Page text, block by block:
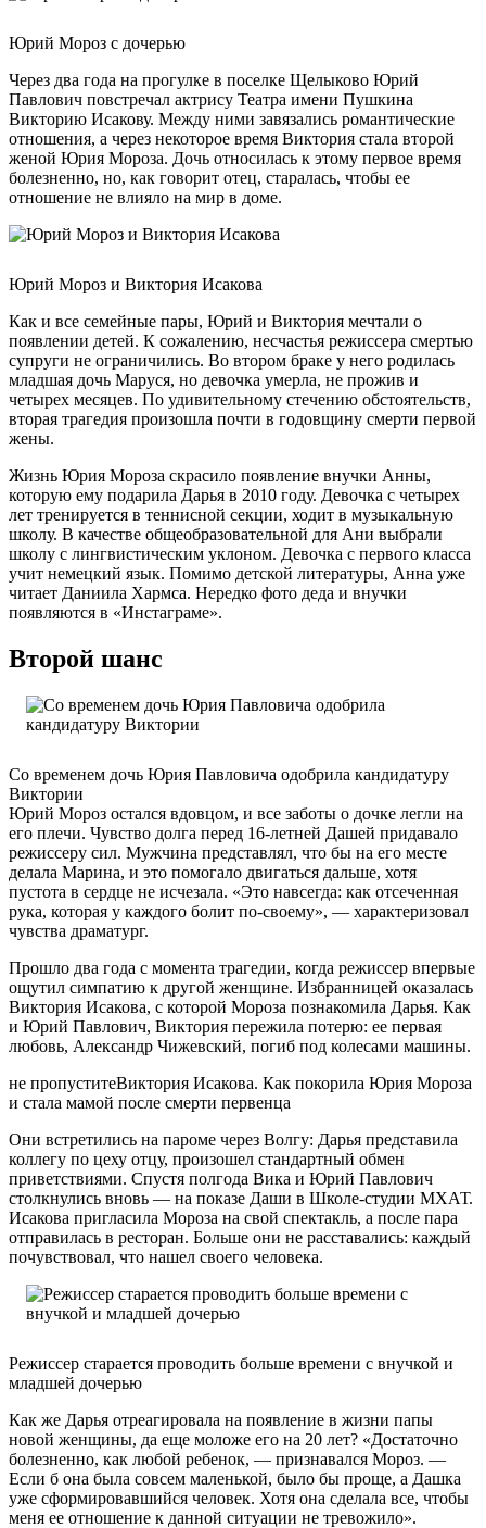
Юрий Мороз с дочерью
Через два года на прогулке в поселке Щелыково Юрий
Павлович повстречал актрису Театра имени Пушкина
Викторию Исакову. Между ними завязались романтические
отношения, а через некоторое время Виктория стала второй
женой Юрия Мороза. Дочь относилась к этому первое время
болезненно, но, как говорит отец, старалась, чтобы ее
отношение не влияло на мир в доме.
Юрий Мороз и Виктория Исакова
Как и все семейные пары, Юрий и Виктория мечтали о
появлении детей. К сожалению, несчастья режиссера смертью
супруги не ограничились. Во втором браке у него родилась
младшая дочь Маруся, но девочка умерла, не прожив и
четырех месяцев. По удивительному стечению обстоятельств,
вторая трагедия произошла почти в годовщину смерти первой
жены.
Жизнь Юрия Мороза скрасило появление внучки Анны,
которую ему подарила Дарья в 2010 году. Девочка с четырех
лет тренируется в теннисной секции, ходит в музыкальную
школу. В качестве общеобразовательной для Ани выбрали
школу с лингвистическим уклоном. Девочка с первого класса
учит немецкий язык. Помимо детской литературы, Анна уже
читает Даниила Хармса. Нередко фото деда и внучки
появляются в «Инстаграме».
Второй шанс
Со временем дочь Юрия Павловича одобрила кандидатуру
Виктории
Юрий Мороз остался вдовцом, и все заботы о дочке легли на
его плечи. Чувство долга перед 16-летней Дашей придавало
режиссеру сил. Мужчина представлял, что бы на его месте
делала Марина, и это помогало двигаться дальше, хотя
пустота в сердце не исчезала. «Это навсегда: как отсеченная
рука, которая у каждого болит по-своему», — характеризовал
чувства драматург.
Прошло два года с момента трагедии, когда режиссер впервые
ощутил симпатию к другой женщине. Избранницей оказалась
Виктория Исакова, с которой Мороза познакомила Дарья. Как
и Юрий Павлович, Виктория пережила потерю: ее первая
любовь, Александр Чижевский, погиб под колесами машины.
не пропуститеВиктория Исакова. Как покорила Юрия Мороза
и стала мамой после смерти первенца
Они встретились на пароме через Волгу: Дарья представила
коллегу по цеху отцу, произошел стандартный обмен
приветствиями. Спустя полгода Вика и Юрий Павлович
столкнулись вновь — на показе Даши в Школе-студии МХАТ.
Исакова пригласила Мороза на свой спектакль, а после пара
отправилась в ресторан. Больше они не расставались: каждый
почувствовал, что нашел своего человека.
Режиссер старается проводить больше времени с внучкой и
младшей дочерью
Как же Дарья отреагировала на появление в жизни папы
новой женщины, да еще моложе его на 20 лет? «Достаточно
болезненно, как любой ребенок, — признавался Мороз. —
Если б она была совсем маленькой, было бы проще, а Дашка
уже сформировавшийся человек. Хотя она сделала все, чтобы
меня ее отношение к данной ситуации не тревожило».